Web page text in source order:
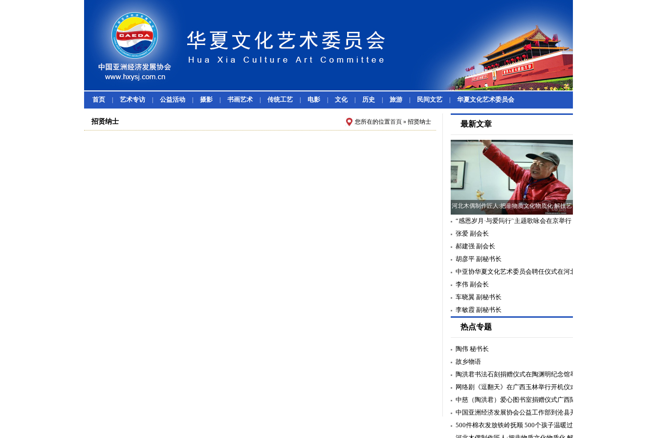
首页 艺术专访 公益活动 摄影 书画艺术 传统工艺 电影 文化 历史 旅游 民间文艺 华夏文化艺术委员会
您所在的位置首頁 » 招贤纳士
招贤纳士 最新文章
河北木偶制作匠人:把非物质文化物质化 解技艺
传承难题
“感恩岁月·与爱同行”主题歌咏会在京举行
张爱 副会长
郝建强 副会长
胡彦平 副秘书长
中亚协华夏文化艺术委员会聘任仪式在河北
邯郸举行
李伟 副会长
车晓翼 副秘书长
李敏霞 副秘书长
热点专题
陶伟 秘书长
故乡物语
陶洪君书法石刻捐赠仪式在陶渊明纪念馆举
行
网络剧《逗翻天》在广西玉林举行开机仪式
中慈（陶洪君）爱心图书室捐赠仪式广西陆
川举行
中国亚洲经济发展协会公益工作部到沧县开
展“2020暖冬”捐赠活动
500件棉衣发放铁岭抚顺 500个孩子温暖过